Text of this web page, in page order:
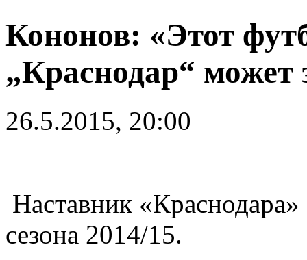
Кононов: «Этот
„Краснодар“ может
26.5.2015, 20:00
Наставник
сезона 2014/15.